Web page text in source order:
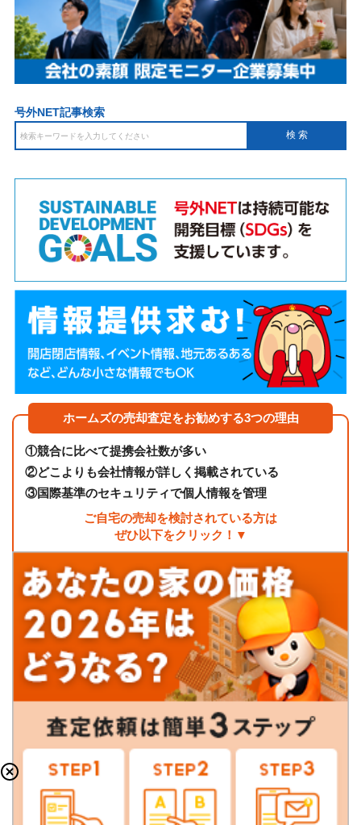
号外NET記事検索
ホームズの売却査定をお勧めする3つの理由
①競合に比べて提携会社数が多い
②どこよりも会社情報が詳しく掲載されている
③国際基準のセキュリティで個人情報を管理
ご自宅の売却を検討されている方は
ぜひ以下をクリック！▼